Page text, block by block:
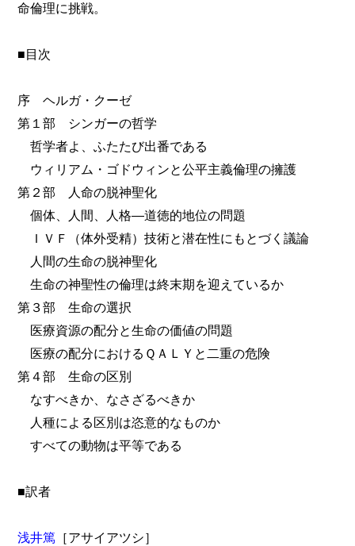
命倫理に挑戦。
■目次
序 ヘルガ・クーゼ
第１部 シンガーの哲学
哲学者よ、ふたたび出番である
ウィリアム・ゴドウィンと公平主義倫理の擁護
第２部 人命の脱神聖化
個体、人間、人格―道徳的地位の問題
ＩＶＦ（体外受精）技術と潜在性にもとづく議論
人間の生命の脱神聖化
生命の神聖性の倫理は終末期を迎えているか
第３部 生命の選択
医療資源の配分と生命の価値の問題
医療の配分におけるＱＡＬＹと二重の危険
第４部 生命の区別
なすべきか、なさざるべきか
人種による区別は恣意的なものか
すべての動物は平等である
■訳者
浅井篤 ［アサイアツシ］